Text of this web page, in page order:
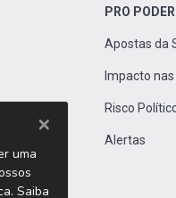
PRO PODER
Apostas da
Impacto
Risco
Alertas